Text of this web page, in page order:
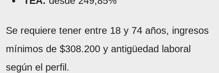
Se requiere tener entre 18 y 74 años, ingresos
mínimos de $308.200 y antigüedad laboral
según el perfil.